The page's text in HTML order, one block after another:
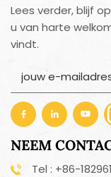
Lees verder, blijf
u van harte
vindt.
NEEM
Tel : +86-